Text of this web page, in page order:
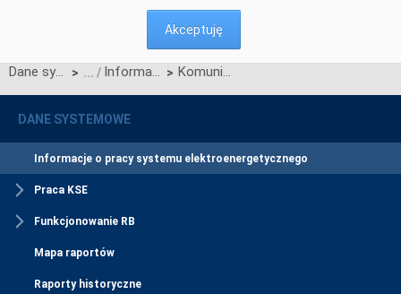
Akceptuję
Dane systemowe > Informacje o pracy systemu elektroenergetycznego > Komunikat o nierynkowym redysponowaniu jednostek wytwórczych PV w KSE w dn. 07.07.2024
DANE SYSTEMOWE
Informacje o pracy systemu elektroenergetycznego
Praca KSE
Funkcjonowanie RB
Mapa raportów
Raporty historyczne